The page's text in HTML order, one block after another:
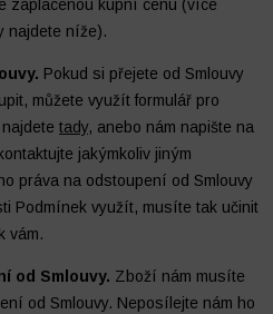
zaplacenou kupní cenu (více
najdete níže).
Pokud si přejete od Smlouvy
můžete využít formulář pro
tady, anebo nám napište na
jakýmkoliv jiným
práva na odstoupení od Smlouvy
Podmínek využít, musíte tak učinit
vám.
od Smlouvy. Zboží nám musíte
od Smlouvy. Neposílejte nám ho